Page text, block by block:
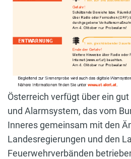
Österreich verfügt über ein
und Alarmsystem, das vom
Inneres gemeinsam mit den
Landesregierungen und den
Feuerwehrverbänden